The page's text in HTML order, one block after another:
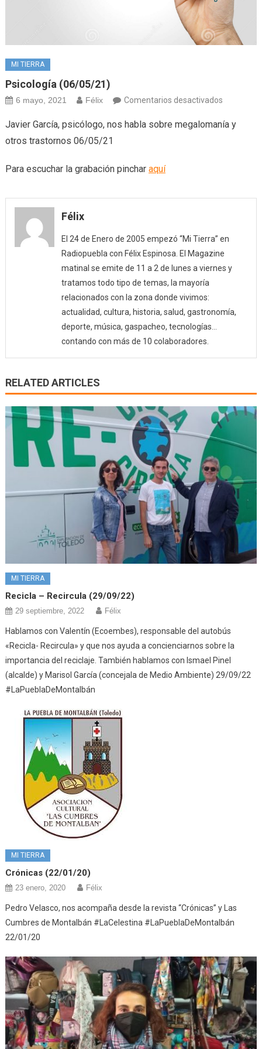
MI TIERRA
Psicología (06/05/21)
6 mayo, 2021 Félix Comentarios desactivadosen
(06/05/
Javier García, psicólogo, nos habla sobre megalomanía y
otros trastornos 06/05/21
Para escuchar la grabación pinchar aquí
Félix
El 24 de Enero de 2005 empezó “Mi Tierra” en
Radiopuebla con Félix Espinosa. El Magazine
matinal se emite de 11 a 2 de lunes a viernes y
tratamos todo tipo de temas, la mayoría
relacionados con la zona donde vivimos:
actualidad, cultura, historia, salud, gastronomía,
deporte, música, gaspacheo, tecnologías…
contando con más de 10 colaboradores.
RELATED ARTICLES
MI TIERRA
Recicla – Recircula (29/09/22)
29 septiembre, 2022 Félix
Hablamos con Valentín (Ecoembes), responsable del autobús
«Recicla- Recircula» y que nos ayuda a concienciarnos sobre la
importancia del reciclaje. También hablamos con Ismael Pinel
(alcalde) y Marisol García (concejala de Medio Ambiente) 29/09/22
#LaPueblaDeMontalbán
MI TIERRA
Crónicas (22/01/20)
23 enero, 2020 Félix
Pedro Velasco, nos acompaña desde la revista “Crónicas” y Las
Cumbres de Montalbán #LaCelestina #LaPueblaDeMontalbán
22/01/20